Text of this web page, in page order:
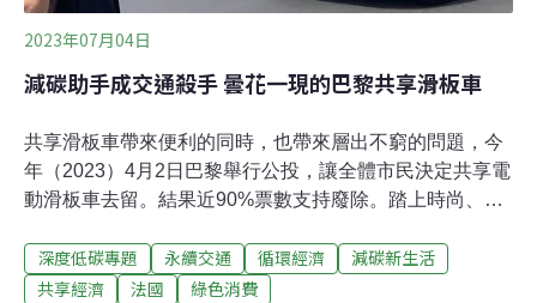
2023年07月04日
減碳助手成交通殺手 曇花一現的巴黎共享滑板車
共享滑板車帶來便利的同時，也帶來層出不窮的問題，今
年（2023）4月2日巴黎舉行公投，讓全體市民決定共享電
動滑板車去留。結果近90%票數支持廢除。踏上時尚、輕
築，享受微風的吹拂，不時還可以停下來喝杯咖啡、拍照
打卡。共享電動滑板車2018年在巴黎上路後，便廣受年輕
深度低碳專題 永續交通 循環經濟
減碳新生活
共享經濟
法國 綠色消費